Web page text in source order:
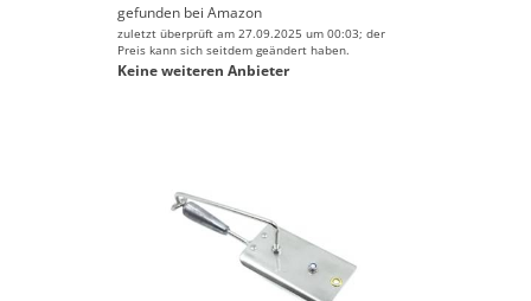
gefunden bei Amazon
zuletzt überprüft am 27.09.2025 um 00:03; der
Preis kann sich seitdem geändert haben.
Keine weiteren Anbieter